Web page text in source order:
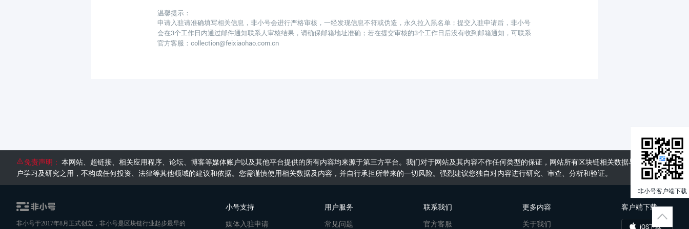
温馨提示：
申请入驻请准确填写相关信息，非小号会进行严格审核，一经发现信息不符或伪造，永久拉入黑名单；提交入驻申请后，非小号
会在3个工作日内通过邮件通知联系人审核结果，请确保邮箱地址准确；若在提交审核的3个工作日后没有收到邮箱通知，可联系
官方客服：collection@feixiaohao.com.cn
免责声明： 本网站、超链接、相关应用程序、论坛、博客等媒体账户以及其他平台提供的所有内容均来源于第三方平台。我们对于网站及其内容不作任何类型的保证，网站所有区块链相关数据与资料仅供用
户学习及研究之用，不构成任何投资、法律等其他领域的建议和依据。您需谨慎使用相关数据及内容，并自行承担所带来的一切风险。强烈建议您独自对内容进行研究、审查、分析和验证。
非小号于2017年8月正式创立，非小号是区块链行业起步最早的
小号支持
媒体入驻申请
用户服务
常见问题
联系我们
官方客服
更多内容
关于我们
客户端下载
iOS下载
非小号客户端下载